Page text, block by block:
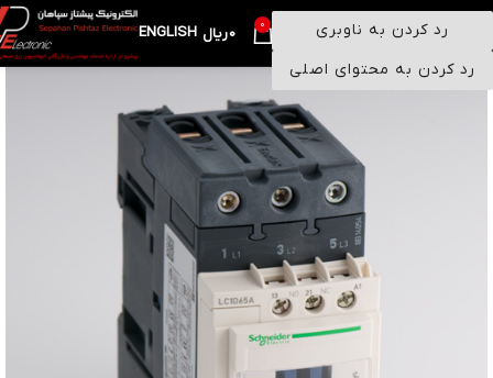
رد کردن به ناوبری
رد کردن به محتوای اصلی
0
0ریال ENGLISH